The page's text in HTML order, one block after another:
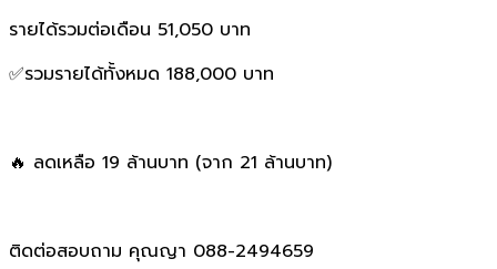
รายได้รวมต่อเดือน 51,050 บาท
✅รวมรายได้ทั้งหมด 188,000 บาท
🔥 ลดเหลือ 19 ล้านบาท (จาก 21 ล้านบาท)
ติดต่อสอบถาม คุณญา 088-2494659